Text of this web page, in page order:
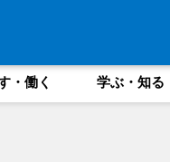
・働く 学ぶ・知る